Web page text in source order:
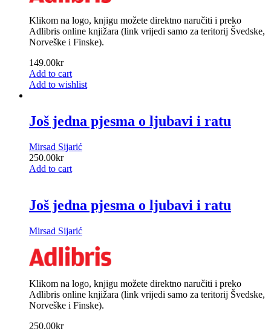
Klikom na logo, knjigu možete direktno naručiti i preko
Adlibris online knjižara (link vrijedi samo za teritorij Švedske,
Norveške i Finske).
149.00kr
Add to cart
Add to wishlist
Još jedna pjesma o ljubavi i ratu
Mirsad Sijarić
250.00kr
Add to cart
Još jedna pjesma o ljubavi i ratu
Mirsad Sijarić
Klikom na logo, knjigu možete direktno naručiti i preko
Adlibris online knjižara (link vrijedi samo za teritorij Švedske,
Norveške i Finske).
250.00kr